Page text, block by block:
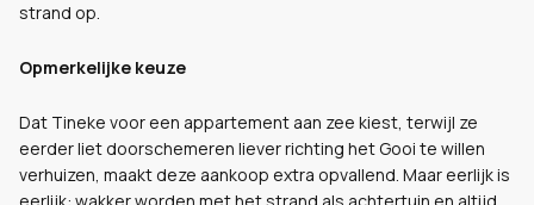
strand op.
Opmerkelijke keuze
Dat Tineke voor een appartement aan zee kiest, terwijl ze
eerder liet doorschemeren liever richting het Gooi te willen
verhuizen, maakt deze aankoop extra opvallend. Maar eerlijk is